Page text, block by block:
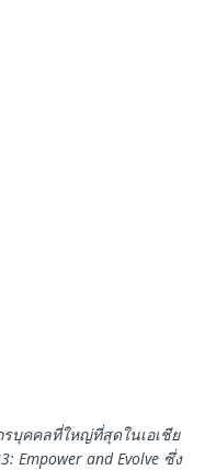
บุคคลที่ใหญ่ที่สุดในเอเชีย
Empower and Evolve ซึ่ง